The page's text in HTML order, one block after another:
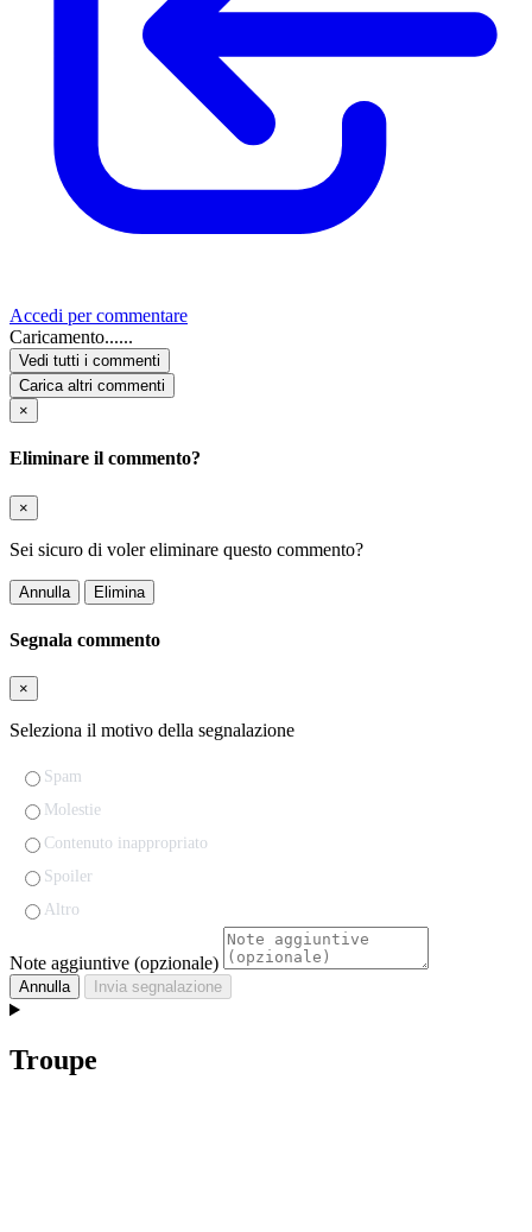
Accedi per commentare
Caricamento......
Vedi tutti i commenti
Carica altri commenti
×
Eliminare il commento?
×
Sei sicuro di voler eliminare questo commento?
Annulla Elimina
Segnala commento
×
Seleziona il motivo della segnalazione
Spam
Molestie
Contenuto inappropriato
Spoiler
Altro
Note aggiuntive (opzionale)
Annulla Invia segnalazione
Troupe